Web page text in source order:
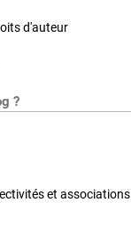
d'auteur
?
et associations